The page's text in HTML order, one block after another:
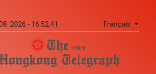
2026 - 16:52:41 Français